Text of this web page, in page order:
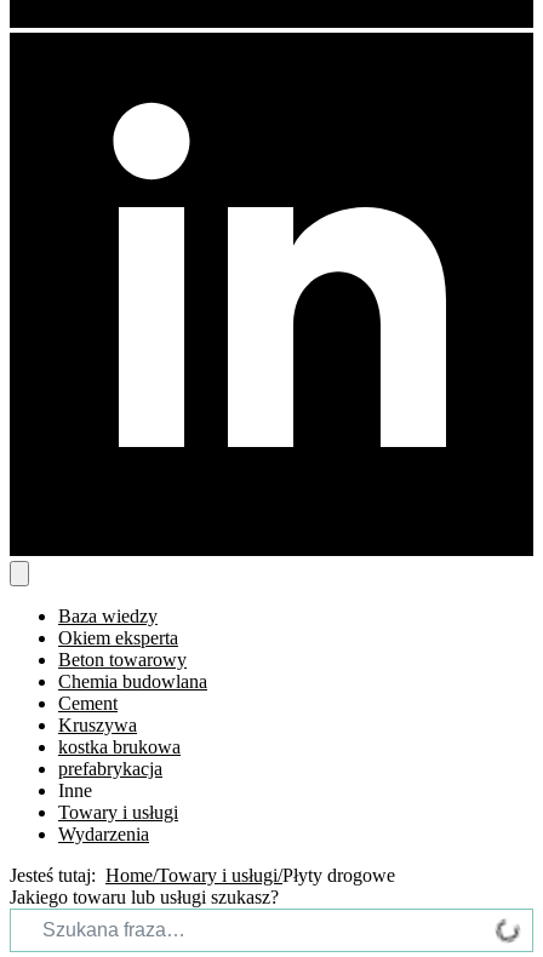
Baza wiedzy
Okiem eksperta
Beton towarowy
Chemia budowlana
Cement
Kruszywa
kostka brukowa
prefabrykacja
Inne
Towary i usługi
Wydarzenia
Jesteś tutaj: Home Towary i usługi Płyty drogowe
Jakiego towaru lub usługi szukasz?